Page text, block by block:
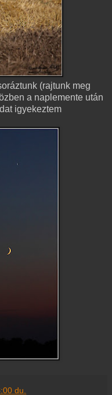
(rajtunk meg
a naplemente után
igyekeztem
du.